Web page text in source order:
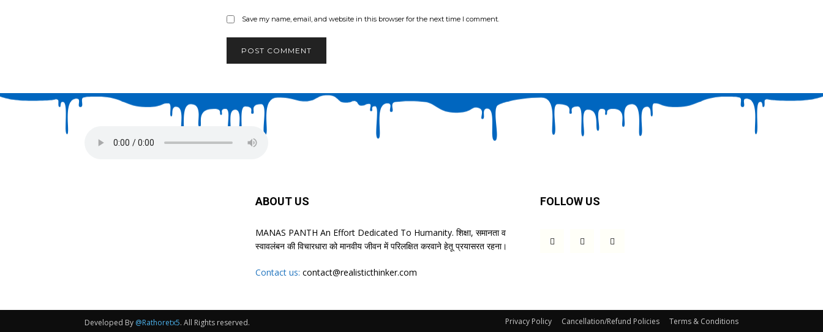
Save my name, email, and website in this browser for the next time I comment.
ABOUT US
MANAS PANTH An Effort Dedicated To Humanity. शिक्षा, समानता व
स्वावलंबन की विचारधारा को मानवीय जीवन में परिलक्षित करवाने हेतू प्रयासरत रहना।
Contact us: contact@realisticthinker.com
FOLLOW US
Developed By @Rathoretx5. All Rights reserved. Privacy Policy Cancellation/Refund Policies Terms & Conditions